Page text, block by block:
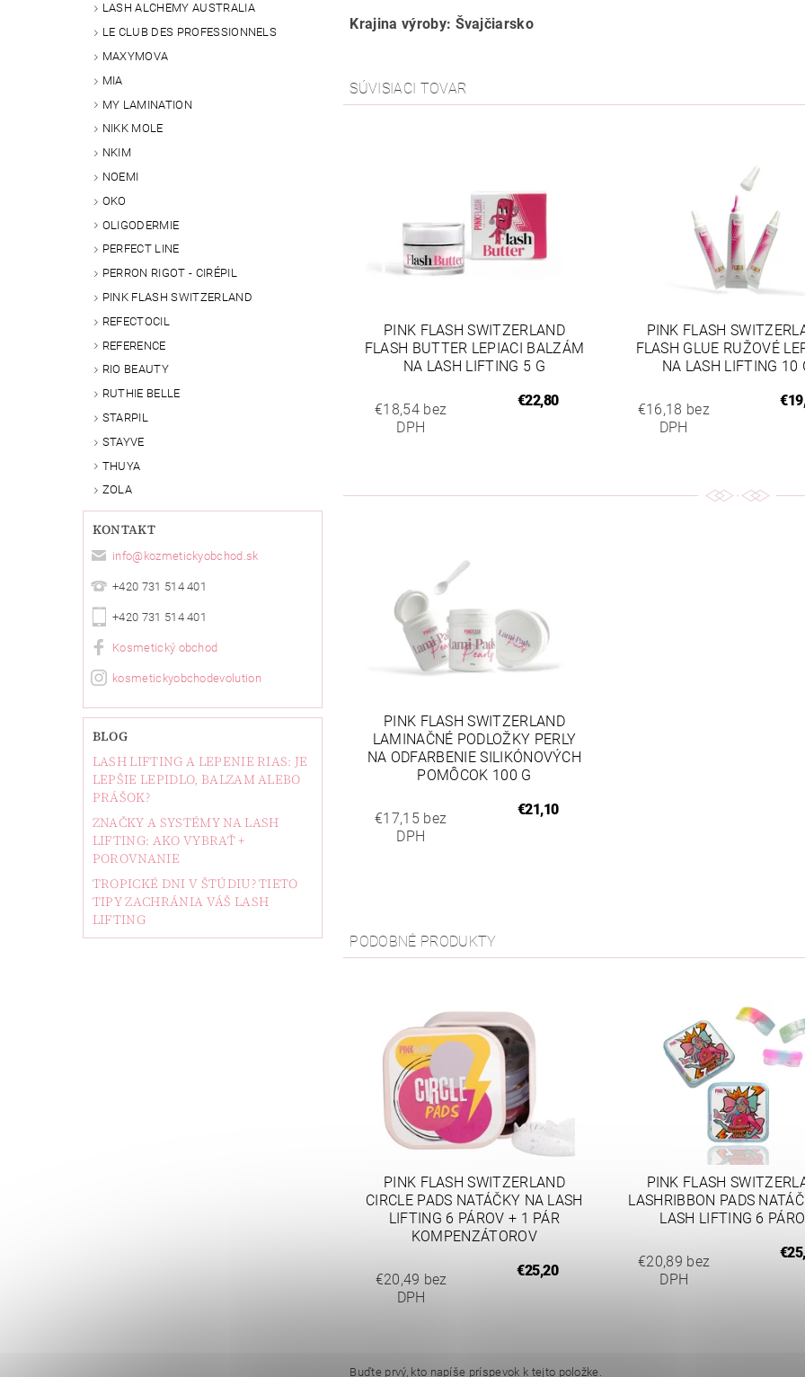
LASH ALCHEMY AUSTRALIA
LE CLUB DES PROFESSIONNELS
MAXYMOVA
MIA
MY LAMINATION
NIKK MOLE
NKIM
NOEMI
OKO
OLIGODERMIE
PERFECT LINE
PERRON RIGOT - CIRÉPIL
PINK FLASH SWITZERLAND
REFECTOCIL
REFERENCE
RIO BEAUTY
RUTHIE BELLE
STARPIL
STAYVE
THUYA
ZOLA
KONTAKT
info@ kozmetickyobchod.sk
+420 731 514 401
+420 731 514 401
Kosmetický obchod
kosmetickyobchodevolution
BLOG
LASH LIFTING A LEPENIE RIAS: JE
LEPŠIE LEPIDLO, BALZAM ALEBO
PRÁŠOK?
ZNAČKY A SYSTÉMY NA LASH
LIFTING: AKO VYBRAŤ +
POROVNANIE
TROPICKÉ DNI V ŠTÚDIU? TIETO
TIPY ZACHRÁNIA VÁŠ LASH
LIFTING
Krajina výroby: Švajčiarsko
SÚVISIACI TOVAR
PINK FLASH SWITZERLAND
FLASH BUTTER LEPIACI BALZÁM
NA LASH LIFTING 5 G
€18,54 bez
DPH
€22,80
PINK FLASH
FLASH GLUE RUŽOVÉ
NA LASH LIFTING 10
€16,18 bez
DPH
PINK FLASH SWITZERLAND
LAMINAČNÉ PODLOŽKY PERLY
NA ODFARBENIE SILIKÓNOVÝCH
POMÔCOK 100 G
€17,15 bez
DPH
€21,10
PODOBNÉ PRODUKTY
PINK FLASH SWITZERLAND
CIRCLE PADS NATÁČKY NA LASH
LIFTING 6 PÁROV + 1 PÁR
KOMPENZÁTOROV
€20,49 bez
DPH
€25,20
PINK FLASH
LASHRIBBON PADS
LASH LIFTING 6
€20,89 bez
DPH
Buďte prvý, kto napíše príspevok k tejto položke.